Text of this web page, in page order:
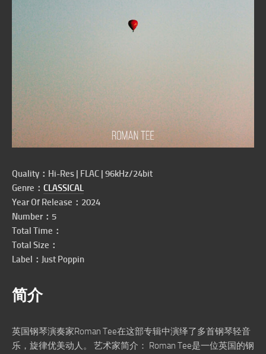
Quality：Hi-Res | FLAC | 96kHz/24bit
Genre： CLASSICAL
Year Of Release：2024
Number：5
Total Time：
Total Size：
Label：Just Poppin
简介
英国钢琴演奏家Roman Tee在这部专辑中演绎了多首钢琴轻音
乐，旋律优美动人。 艺术家简介： Roman Tee是一位英国的钢